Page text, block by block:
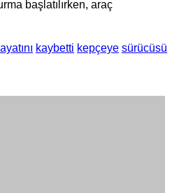
başlatılırken, araç
kaybetti kepçeye sürücüsü